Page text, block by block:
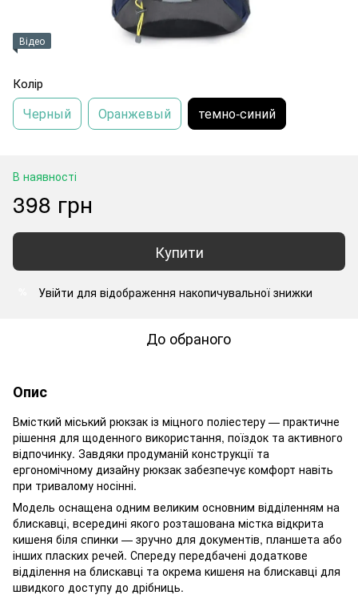
Відео
Колір
Черный Оранжевый темно-синий
В наявності
398 грн
Купити
Увійти для відображення накопичувальної знижки
До обраного
Опис
Вмісткий міський рюкзак із міцного поліестеру — практичне
рішення для щоденного використання, поїздок та активного
відпочинку. Завдяки продуманій конструкції та
ергономічному дизайну рюкзак забезпечує комфорт навіть
при тривалому носінні.
Модель оснащена одним великим основним відділенням на
блискавці, всередині якого розташована містка відкрита
кишеня біля спинки — зручно для документів, планшета або
інших пласких речей. Спереду передбачені додаткове
відділення на блискавці та окрема кишеня на блискавці для
швидкого доступу до дрібниць.